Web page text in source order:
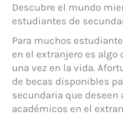
Descubre el mundo
estudiantes de
Para muchos
en el extranjero es algo
una vez en la vida.
de becas disponibles
secundaria que
académicos en el